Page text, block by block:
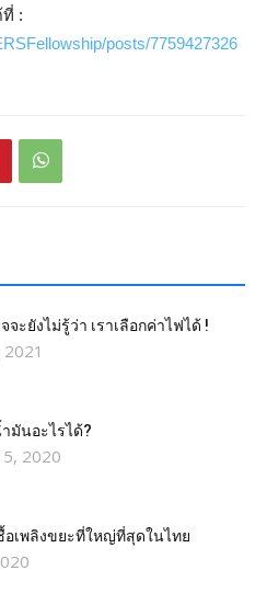
:
posts/7759427326
ะยังไม่รู้ว่า เราเลือกค่าไฟได้ !
มันอะไรได้?​
2020
อเพลิงขยะที่ใหญ่ที่สุดในไทย